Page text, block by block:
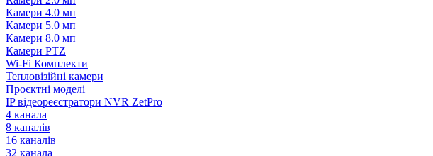
Камери 4.0 мп
Камери 5.0 мп
Камери 8.0 мп
Камери PTZ
Wi-Fi Комплекти
Тепловізійні камери
Проєктні моделі
IP відеореєстратори NVR ZetPro
4 канала
8 каналів
16 каналів
32 канала